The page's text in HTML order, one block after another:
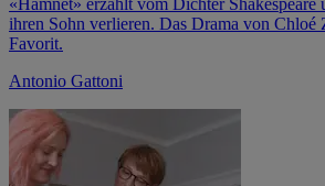
ihren Sohn verlieren. Das Drama von Chloé
Favorit.
Antonio Gattoni